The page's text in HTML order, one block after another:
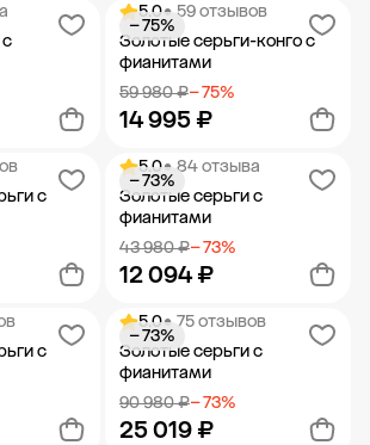
корзину Добавить в корзину
корзину
5.0• 59 отзывов
Золотые серьги-конго с
фианитами
59 980 ₽− 75%
14 995 ₽
− 75%
Добавить в корзину
с
корзину
5.0• 84 отзыва
Золотые серьги с
фианитами
43 980 ₽− 73%
12 094 ₽
− 73%
Добавить в корзину
с
5.0• 75 отзывов
Золотые серьги с
фианитами
90 980 ₽− 73%
25 019 ₽
− 73%